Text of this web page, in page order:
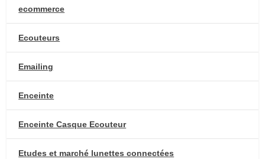
ecommerce
Ecouteurs
Emailing
Enceinte
Enceinte Casque Ecouteur
Etudes et marché lunettes connectées